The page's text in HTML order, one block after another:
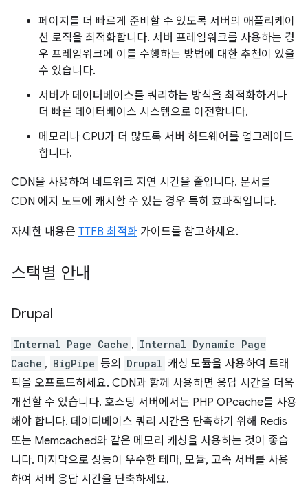
페이지를 더 빠르게 준비할 수 있도록 서버의 애플리케이
션 로직을 최적화합니다. 서버 프레임워크를 사용하는 경
우 프레임워크에 이를 수행하는 방법에 대한 추천이 있을
수 있습니다.
서버가 데이터베이스를 쿼리하는 방식을 최적화하거나
더 빠른 데이터베이스 시스템으로 이전합니다.
메모리나 CPU가 더 많도록 서버 하드웨어를 업그레이드
합니다.
CDN을 사용하여 네트워크 지연 시간을 줄입니다. 문서를
CDN 에지 노드에 캐시할 수 있는 경우 특히 효과적입니다.
자세한 내용은 TTFB 최적화 가이드를 참고하세요.
스택별 안내
Drupal
Internal Page Cache , Internal Dynamic Page
Cache , BigPipe 등의 Drupal 캐싱 모듈을 사용하여 트래
픽을 오프로드하세요. CDN과 함께 사용하면 응답 시간을 더욱
개선할 수 있습니다. 호스팅 서버에서는 PHP OPcache를 사용
해야 합니다. 데이터베이스 쿼리 시간을 단축하기 위해 Redis
또는 Memcached와 같은 메모리 캐싱을 사용하는 것이 좋습
니다. 마지막으로 성능이 우수한 테마, 모듈, 고속 서버를 사용
하여 서버 응답 시간을 단축하세요.